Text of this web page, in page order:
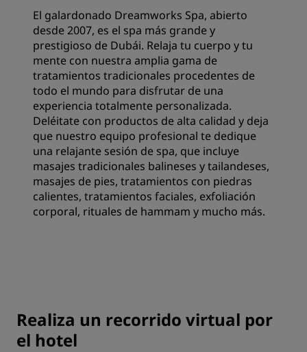
El galardonado Dreamworks Spa, abierto
desde 2007, es el spa más grande y
prestigioso de Dubái. Relaja tu cuerpo y tu
mente con nuestra amplia gama de
tratamientos tradicionales procedentes de
todo el mundo para disfrutar de una
experiencia totalmente personalizada.
Deléitate con productos de alta calidad y deja
que nuestro equipo profesional te dedique
una relajante sesión de spa, que incluye
masajes tradicionales balineses y tailandeses,
masajes de pies, tratamientos con piedras
calientes, tratamientos faciales, exfoliación
corporal, rituales de hammam y mucho más.
Realiza un recorrido virtual por
el hotel